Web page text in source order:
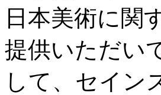
日本美術に関
提供いただい
して、セイン